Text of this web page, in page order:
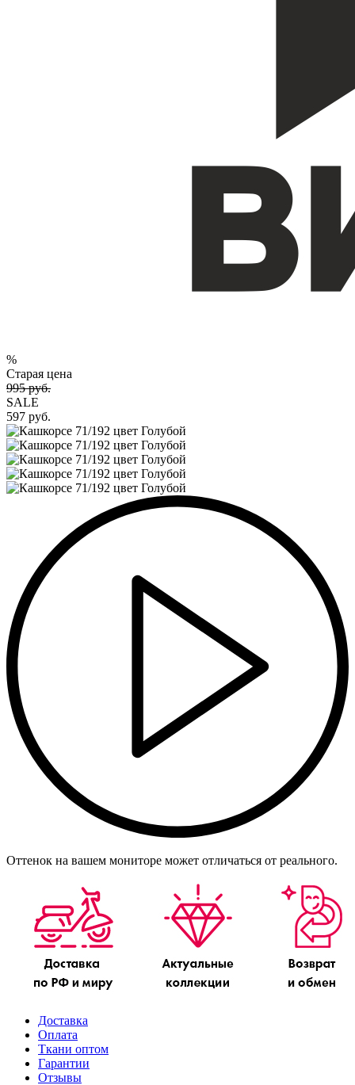
%
Старая цена
995 руб.
SALE
597 руб.
Оттенок на вашем мониторе может отличаться от реального.
Доставка
Оплата
Ткани оптом
Гарантии
Отзывы